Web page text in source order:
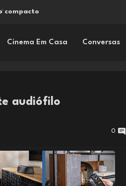
compacto
Cinema Em Casa Conversas
audiófilo
0